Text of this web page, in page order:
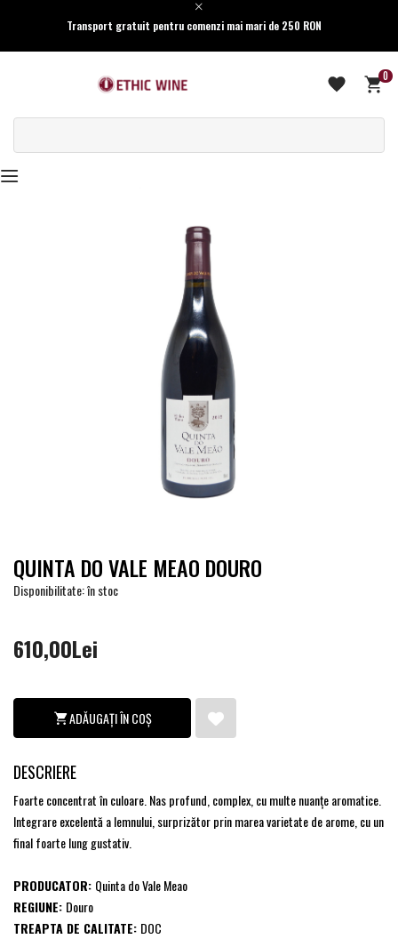
Transport gratuit pentru comenzi mai mari de 250 RON
0
QUINTA DO VALE MEAO DOURO
Disponibilitate: în stoc
610,00Lei
ADĂUGAȚI ÎN COȘ
DESCRIERE
Foarte concentrat în culoare. Nas profund, complex, cu multe nuanţe aromatice.
Integrare excelentă a lemnului, surprizător prin marea varietate de arome, cu un
final foarte lung gustativ.
PRODUCATOR: Quinta do Vale Meao
REGIUNE: Douro
TREAPTA DE CALITATE: DOC